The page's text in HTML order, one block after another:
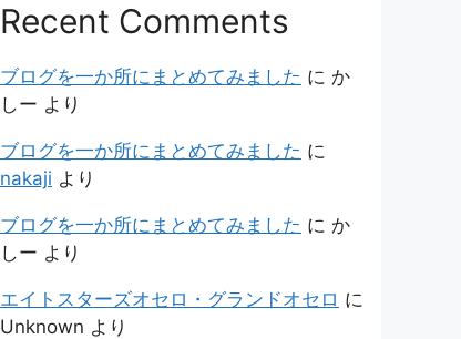
Recent Comments
ブログを一か所にまとめてみました に か
しー より
ブログを一か所にまとめてみました に
nakaji より
ブログを一か所にまとめてみました に か
しー より
エイトスターズオセロ・グランドオセロ に
Unknown より